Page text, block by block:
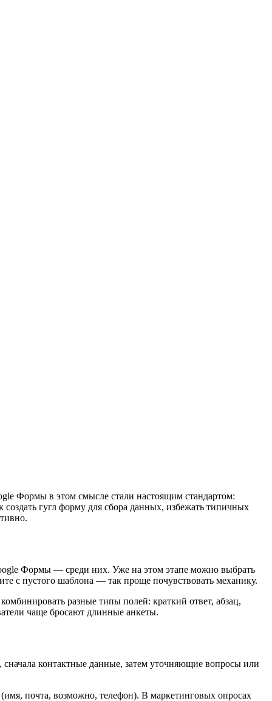
Формы в этом смысле стали настоящим стандартом:
гугл форму для сбора данных, избежать типичных
Формы — среди них. Уже на этом этапе можно выбрать
с пустого шаблона — так проще почувствовать механику.
разные типы полей: краткий ответ, абзац,
чаще бросают длинные анкеты.
контактные данные, затем уточняющие вопросы или
почта, возможно, телефон). В маркетинговых опросах